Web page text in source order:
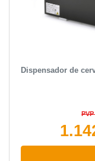
Dispensador de